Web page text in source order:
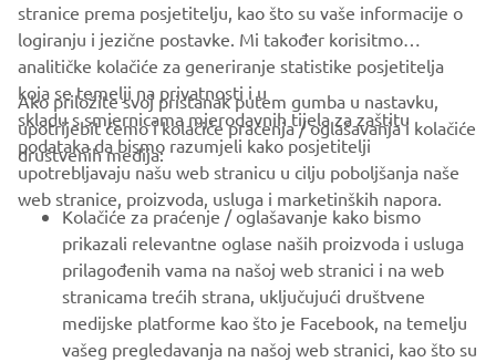
CORPORATE
FOR BUSINESS
MORE YAMAHA
SUPPORT
stranice prema posjetitelju, kao što su vaše informacije o
logiranju i jezične postavke. Mi također korisitmo
analitičke kolačiće za generiranje statistike posjetitelja
koja se temelji na privatnosti i u
skladu s smjernicama mjerodavnih tijela za zaštitu
podataka da bismo razumjeli kako posjetitelji
upotrebljavaju našu web stranicu u cilju poboljšanja naše
web stranice, proizvoda, usluga i marketinških napora.
Ako priložite svoj pristanak putem gumba u nastavku,
upotrijebit ćemo i kolačiće praćenja / oglašavanja i kolačiće
društvenih medija:
Kolačiće za praćenje / oglašavanje kako bismo
prikazali relevantne oglase naših proizvoda i usluga
prilagođenih vama na našoj web stranici i na web
stranicama trećih strana, uključujući društvene
medijske platforme kao što je Facebook, na temelju
vašeg pregledavanja na našoj web stranici, kao što su